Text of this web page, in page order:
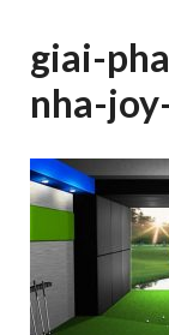
giai-
nha-